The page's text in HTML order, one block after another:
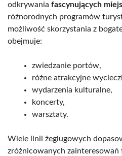
odkrywania fascynujących
różnorodnych programów
możliwość skorzystania z
obejmuje:
zwiedzanie portów,
różne atrakcyjne
wydarzenia kulturalne,
koncerty,
warsztaty.
Wiele linii żeglugowych
zróżnicowanych zainteresowań